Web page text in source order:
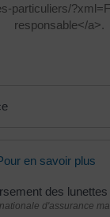
particuliers/
responsable</a>.
en savoir plus
des lunettes
d'assurance